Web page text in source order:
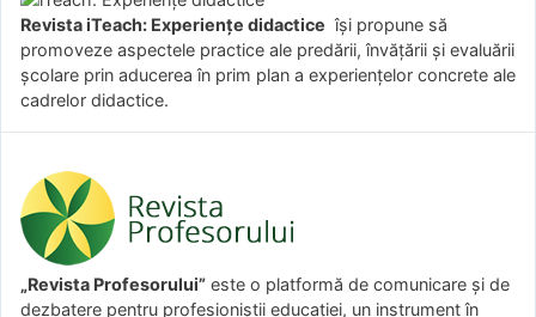
Revista iTeach: Experienţe didactice îşi propune să
promoveze aspectele practice ale predării, învăţării şi evaluării
şcolare prin aducerea în prim plan a experienţelor concrete ale
cadrelor didactice.
„Revista Profesorului” este o platformă de comunicare și de
dezbatere pentru profesioniștii educației, un instrument în